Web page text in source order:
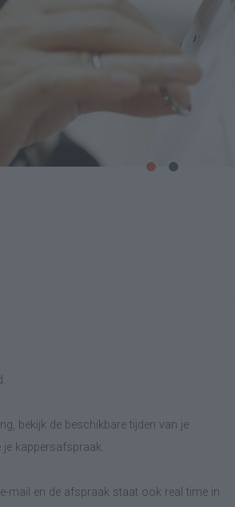
bekijk de beschikbare tijden van je
kappersafspraak.
mail en de afspraak staat ook real time in